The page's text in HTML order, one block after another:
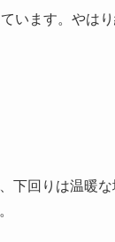
います。やはり
下回りは温暖な